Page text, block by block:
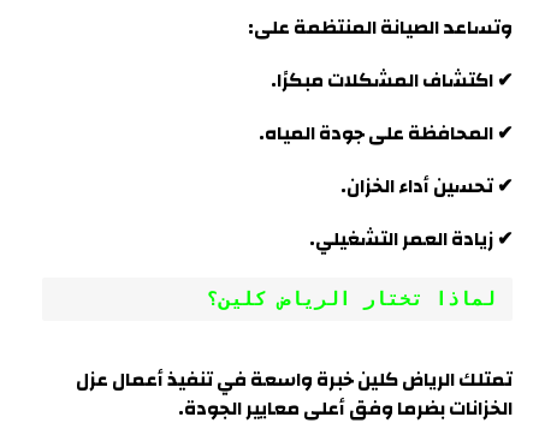
وتساعد الصيانة المنتظمة على:
✔ اكتشاف المشكلات مبكرًا.
✔ المحافظة على جودة المياه.
✔ تحسين أداء الخزان.
✔ زيادة العمر التشغيلي.
لماذا تختار الرياض كلين؟
تمتلك الرياض كلين خبرة واسعة في تنفيذ أعمال عزل
الخزانات بضرما وفق أعلى معايير الجودة.